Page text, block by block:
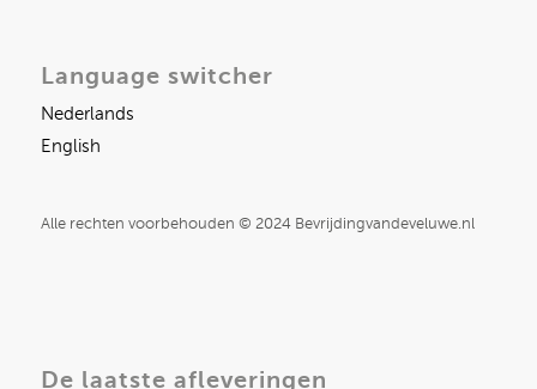
Language switcher
Nederlands
English
Alle rechten voorbehouden © 2024 Bevrijdingvandeveluwe.nl
De laatste afleveringen